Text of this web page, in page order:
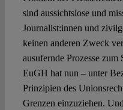
sind aussichtslose und
Journalist:innen und
keinen anderen Zweck
ausufernde Prozesse
EuGH hat nun – unter
Prinzipien des
Grenzen einzuziehen.